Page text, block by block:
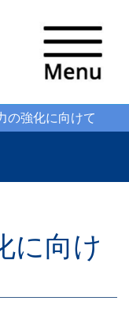
の強化に向けて
に向け